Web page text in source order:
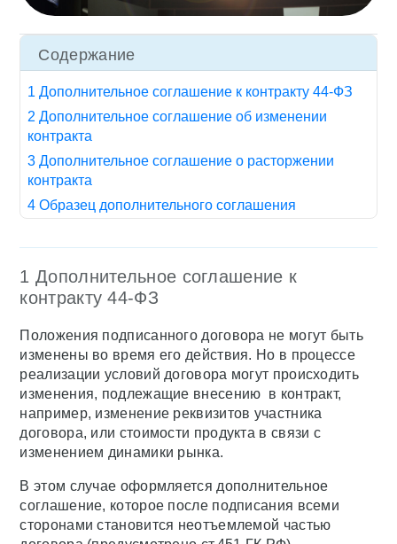
Содержание
1 Дополнительное соглашение к контракту 44-ФЗ
2 Дополнительное соглашение об изменении
контракта
3 Дополнительное соглашение о расторжении
контракта
4 Образец дополнительного соглашения
1 Дополнительное соглашение к
контракту 44-ФЗ
Положения подписанного договора не могут быть
изменены во время его действия. Но в процессе
реализации условий договора могут происходить
изменения, подлежащие внесению в контракт,
например, изменение реквизитов участника
договора, или стоимости продукта в связи с
изменением динамики рынка.
В этом случае оформляется дополнительное
соглашение, которое после подписания всеми
сторонами становится неотъемлемой частью